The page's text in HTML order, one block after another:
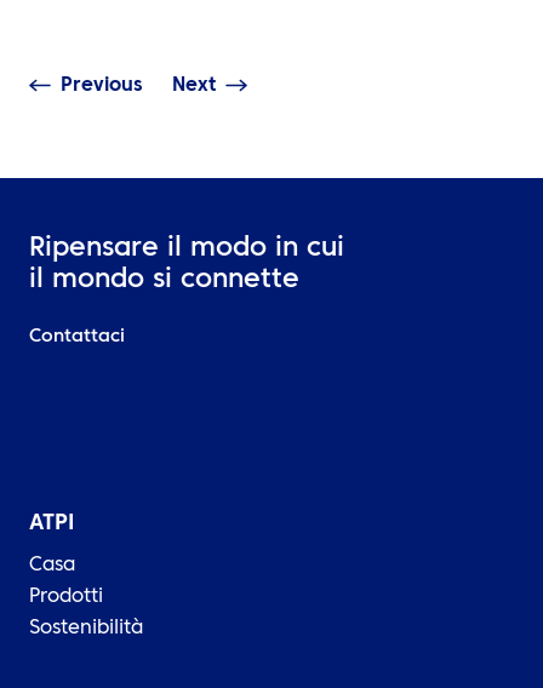
Previous Next
Ripensare il modo in cui
il mondo si connette
Contattaci
ATPI
Casa
Prodotti
Sostenibilità